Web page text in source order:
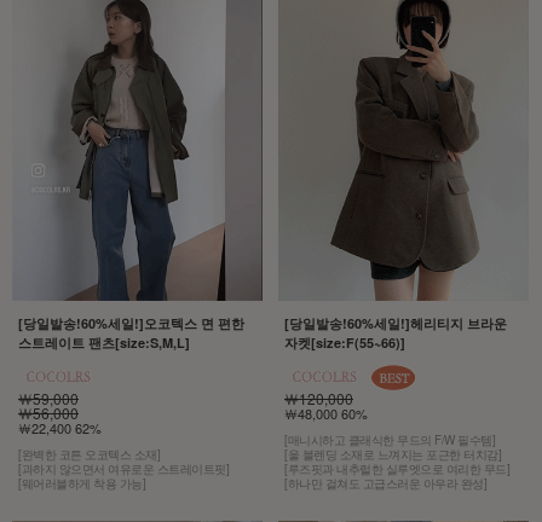
[당일발송!60%세일!]오코텍스 면 편한
스트레이트 팬츠[size:S,M,L]
￦59,000
￦56,000
￦22,400 62%
[완벽한 코튼 오코텍스 소재]
[과하지 않으면서 여유로운 스트레이트핏]
[웨어러블하게 착용 가능]
[당일발송!60%세일!]헤리티지 브라운
자켓[size:F(55~66)]
￦120,000
￦48,000 60%
[매니시하고 클래식한 무드의 F/W 필수템]
[울 블렌딩 소재로 느껴지는 포근한 터치감]
[루즈핏과 내추럴한 실루엣으로 여리한 무드]
[하나만 걸쳐도 고급스러운 아우라 완성]